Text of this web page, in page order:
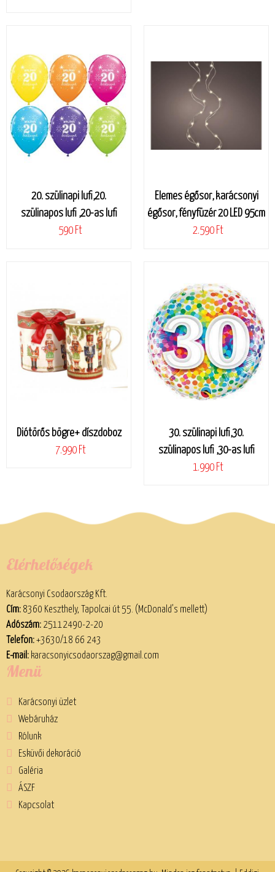
20. szülinapi lufi,20.
szülinapos lufi ,20-as lufi
590 Ft
Elemes égősor, karácsonyi
égősor, fényfüzér 20 LED 95cm
2.590 Ft
Diótörős bögre+ díszdoboz
7.990 Ft
30. szülinapi lufi,30.
szülinapos lufi ,30-as lufi
1.990 Ft
Elérhetőségek
Karácsonyi Csodaország Kft.
Cím:8360 Keszthely, Tapolcai út 55. (McDonald’s mellett)
Adószám:25112490-2-20
Telefon:+3630/18 66 243
E-mail: karacsonyicsodaorszag@gmail.com
Menü
Karácsonyi üzlet
Webáruház
Rólunk
Esküvői dekoráció
Galéria
ÁSZF
Kapcsolat